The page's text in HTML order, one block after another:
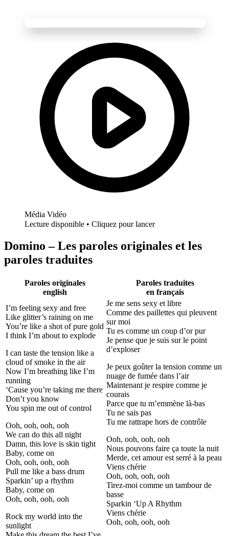
Média Vidéo
Lecture disponible • Cliquez pour lancer
Domino – Les paroles originales et les
paroles traduites
Paroles originales
english
Paroles traduites
en français
I’m feeling sexy and free
Like glitter’s raining on me
You’re like a shot of pure gold
I think I’m about to explode
I can taste the tension like a
cloud of smoke in the air
Now I’m breathing like I’m
running
‘Cause you’re taking me there
Don’t you know
You spin me out of control
Ooh, ooh, ooh, ooh
We can do this all night
Damn, this love is skin tight
Baby, come on
Ooh, ooh, ooh, ooh
Pull me like a bass drum
Sparkin’ up a rhythm
Baby, come on
Ooh, ooh, ooh, ooh
Rock my world into the
sunlight
Je me sens sexy et libre
Comme des paillettes qui pleuvent
sur moi
Tu es comme un coup d’or pur
Je pense que je suis sur le point
d’exploser
Je peux goûter la tension comme un
nuage de fumée dans l’air
Maintenant je respire comme je
courais
Parce que tu m’emmène là-bas
Tu ne sais pas
Tu me rattrape hors de contrôle
Ooh, ooh, ooh, ooh
Nous pouvons faire ça toute la nuit
Merde, cet amour est serré à la peau
Viens chérie
Ooh, ooh, ooh, ooh
Tirez-moi comme un tambour de
basse
Sparkin ‘Up A Rhythm
Viens chérie
Ooh, ooh, ooh, ooh